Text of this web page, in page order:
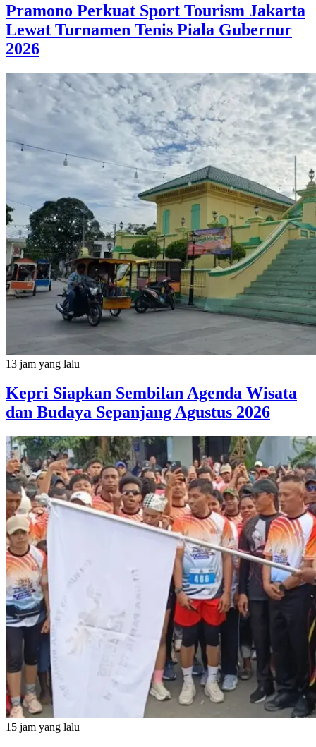
Pramono Perkuat Sport Tourism Jakarta
Lewat Turnamen Tenis Piala Gubernur
2026
13 jam yang lalu
Kepri Siapkan Sembilan Agenda Wisata
dan Budaya Sepanjang Agustus 2026
15 jam yang lalu